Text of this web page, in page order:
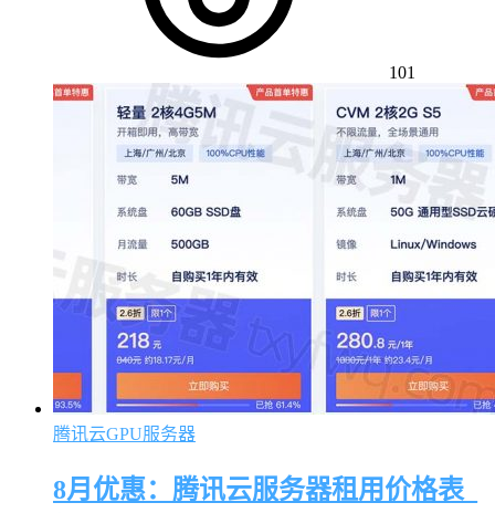
101
腾讯云GPU服务器
8月优惠：腾讯云服务器租用价格表_